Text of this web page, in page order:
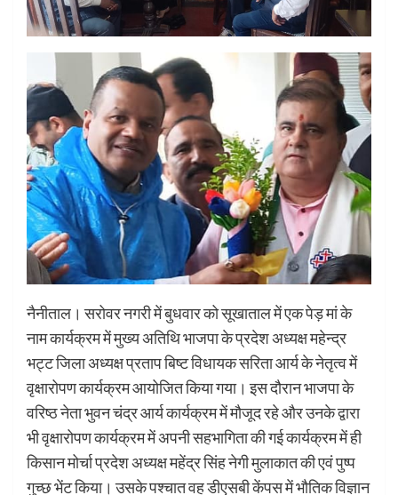
नैनीताल। सरोवर नगरी में बुधवार को सूखाताल में एक पेड़ मां के
नाम कार्यक्रम में मुख्य अतिथि भाजपा के प्रदेश अध्यक्ष महेन्द्र
भट्ट जिला अध्यक्ष प्रताप बिष्ट विधायक सरिता आर्य के नेतृत्व में
वृक्षारोपण कार्यक्रम आयोजित किया गया। इस दौरान भाजपा के
वरिष्ठ नेता भुवन चंद्र आर्य कार्यक्रम में मौजूद रहे और उनके द्वारा
भी वृक्षारोपण कार्यक्रम में अपनी सहभागिता की गई कार्यक्रम में ही
किसान मोर्चा प्रदेश अध्यक्ष महेंद्र सिंह नेगी मुलाकात की एवं पुष्प
गुच्छ भेंट किया। उसके पश्चात वह डीएसबी केंपस में भौतिक विज्ञान